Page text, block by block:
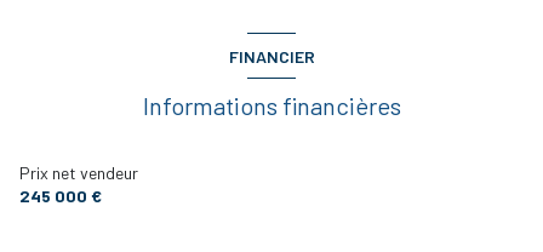
FINANCIER
Informations financières
Prix net vendeur
245 000 €